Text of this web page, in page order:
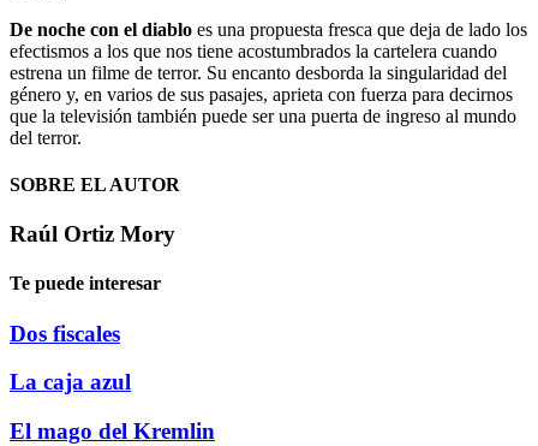
De noche con el diablo es una propuesta fresca que deja de lado los
efectismos a los que nos tiene acostumbrados la cartelera cuando
estrena un filme de terror. Su encanto desborda la singularidad del
género y, en varios de sus pasajes, aprieta con fuerza para decirnos
que la televisión también puede ser una puerta de ingreso al mundo
del terror.
SOBRE EL AUTOR
Raúl Ortiz Mory
Te puede interesar
Dos fiscales
La caja azul
El mago del Kremlin